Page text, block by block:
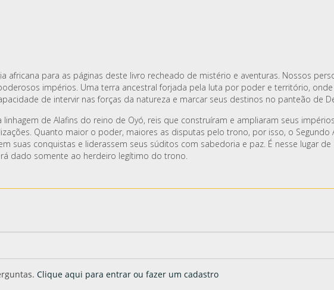
africana para as páginas deste livro recheado de mistério e aventuras. Nossos
impérios. Uma terra ancestral forjada pela luta por poder e território,
de intervir nas forças da natureza e marcar seus destinos no panteão de
de Alafins do reino de Oyó, reis que construíram e ampliaram seus
Quanto maior o poder, maiores as disputas pelo trono, por isso, o
suas conquistas e liderassem seus súditos com sabedoria e paz. É nesse lugar
dado somente ao herdeiro legítimo do trono.
Clique aqui para entrar ou fazer um cadastro